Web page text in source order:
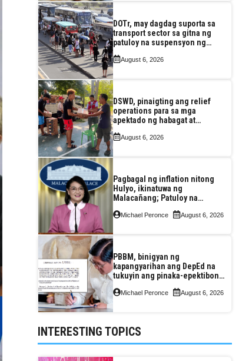
DOTr, may dagdag suporta sa
transport sector sa gitna ng
patuloy na suspensyon ng
August 6, 2026
DSWD, pinaigting ang relief
operations para sa mga
apektado ng habagat at
August 6, 2026
Pagbagal ng inflation nitong
Hulyo, ikinatuwa ng
Malacañang; Patuloy na
seguridad sa pagkain,
Michael Peronce August 6, 2026
PBBM, binigyan ng
kapangyarihan ang DepEd na
tukuyin ang pinaka-epektibong
Michael Peronce August 6, 2026
INTERESTING TOPICS